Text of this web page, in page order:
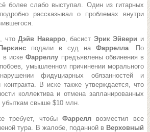
более слабо выступал. Один из гитарных
рассказывал о проблемах внутри
чтоДэйв Наварро, басист Эрик Эйвери и
подали в суд на Фаррелла. По
в искеФарреллу предъявлены обвинения в
умышленном причинении морального
фидуциарных обязанностей и
контракта. В иске также утверждается, что
коллектива и отмена запланированных
убыткам свыше $10 млн.
требует, чтобы Фаррелл возместил все
тура. В жалобе, поданной в Верховный